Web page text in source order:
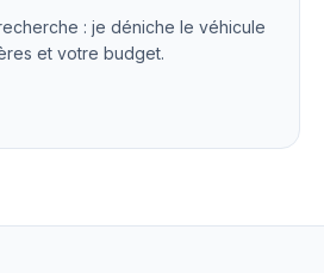
: je déniche le véhicule
et votre budget.